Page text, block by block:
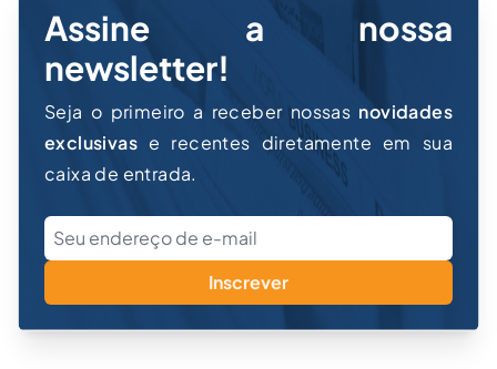
Assine a nossa
newsletter!
Seja o primeiro a receber nossas novidades
exclusivas e recentes diretamente em sua
caixa de entrada.
Inscrever